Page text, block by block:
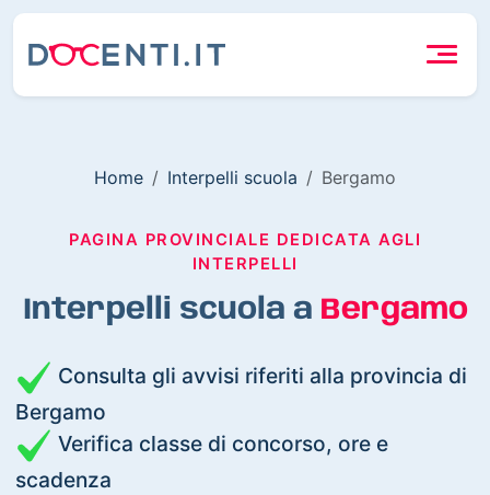
Home Interpelli scuola Bergamo
PAGINA PROVINCIALE DEDICATA AGLI
INTERPELLI
Interpelli scuola a Bergamo
Consulta gli avvisi riferiti alla provincia di
Bergamo
Verifica classe di concorso, ore e
scadenza